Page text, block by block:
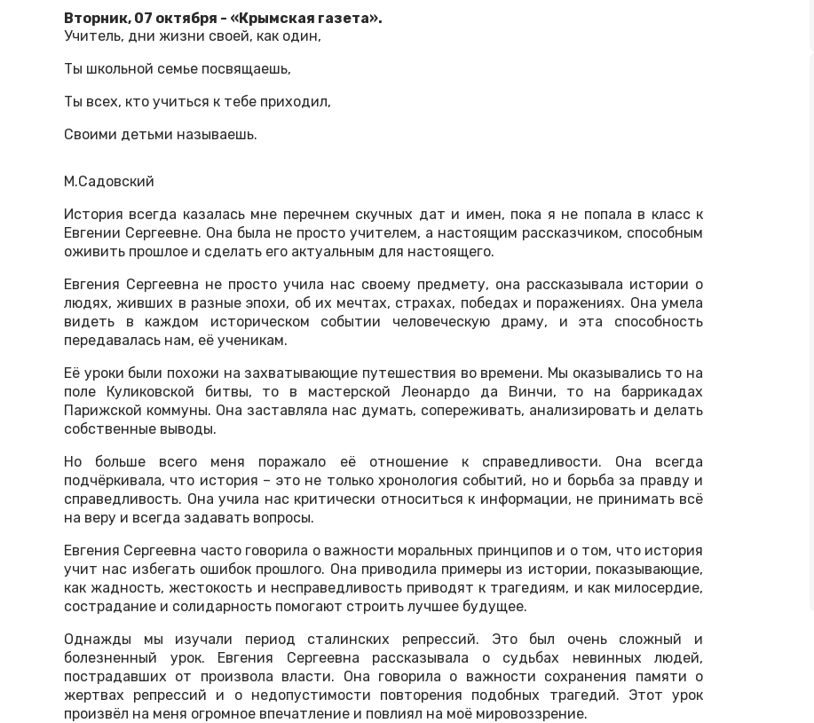
Вторник, 07 октября - «Крымская газета».
Учитель, дни жизни своей, как один,
Ты школьной семье посвящаешь,
Ты всех, кто учиться к тебе приходил,
Своими детьми называешь.
М.Садовский
История всегда казалась мне перечнем скучных дат и имен, пока я не попала в класс к
Евгении Сергеевне. Она была не просто учителем, а настоящим рассказчиком, способным
оживить прошлое и сделать его актуальным для настоящего.
Евгения Сергеевна не просто учила нас своему предмету, она рассказывала истории о
людях, живших в разные эпохи, об их мечтах, страхах, победах и поражениях. Она умела
видеть в каждом историческом событии человеческую драму, и эта способность
передавалась нам, её ученикам.
Её уроки были похожи на захватывающие путешествия во времени. Мы оказывались то на
поле Куликовской битвы, то в мастерской Леонардо да Винчи, то на баррикадах
Парижской коммуны. Она заставляла нас думать, сопереживать, анализировать и делать
собственные выводы.
Но больше всего меня поражало её отношение к справедливости. Она всегда
подчёркивала, что история – это не только хронология событий, но и борьба за правду и
справедливость. Она учила нас критически относиться к информации, не принимать всё
на веру и всегда задавать вопросы.
Евгения Сергеевна часто говорила о важности моральных принципов и о том, что история
учит нас избегать ошибок прошлого. Она приводила примеры из истории, показывающие,
как жадность, жестокость и несправедливость приводят к трагедиям, и как милосердие,
сострадание и солидарность помогают строить лучшее будущее.
Однажды мы изучали период сталинских репрессий. Это был очень сложный и
болезненный урок. Евгения Сергеевна рассказывала о судьбах невинных людей,
пострадавших от произвола власти. Она говорила о важности сохранения памяти о
жертвах репрессий и о недопустимости повторения подобных трагедий. Этот урок
произвёл на меня огромное впечатление и повлиял на моё мировоззрение.